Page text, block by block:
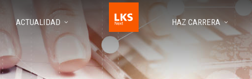
ACTUALIDAD HAZ CARRERA